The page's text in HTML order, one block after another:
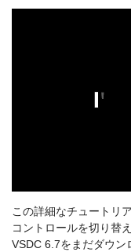
この詳細なチュートリ
コントロールを切り替
VSDC 6.7をまだダウン